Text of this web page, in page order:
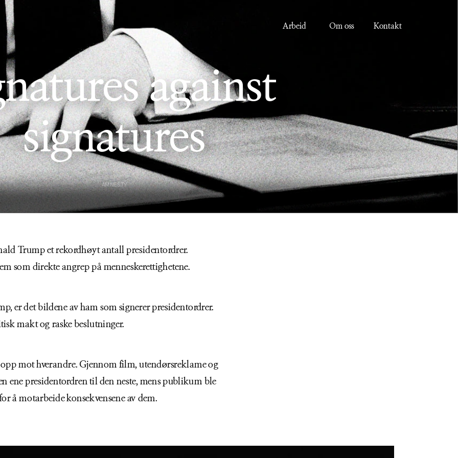
against
signatures
AMNESTY
Trump et rekordhøyt antall presidentordrer.
som direkte angrep på menneskerettighetene.
er det bildene av ham som signerer presidentordrer.
makt og raske beslutninger.
mot hverandre. Gjennom film, utendørsreklame og
ene presidentordren til den neste, mens publikum ble
å motarbeide konsekvensene av dem.
Arbeid Om oss Kontakt